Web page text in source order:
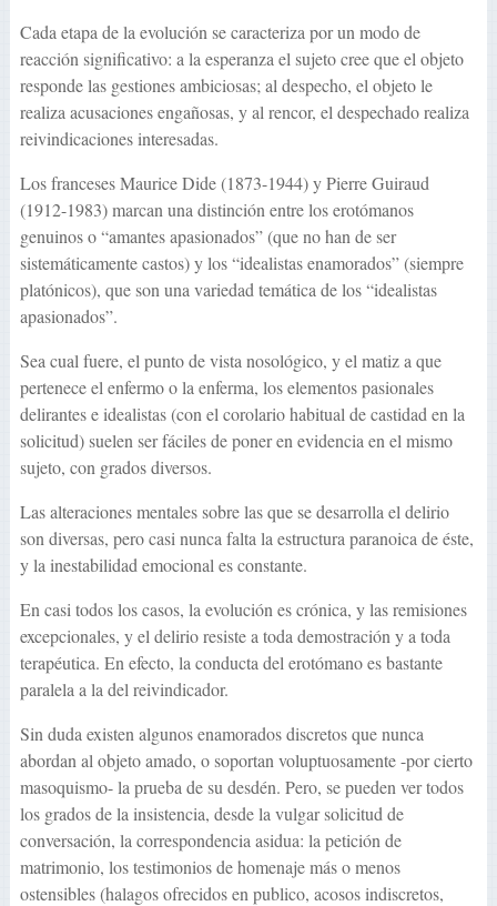
Cada etapa de la evolución se caracteriza por un modo de
reacción significativo: a la esperanza el sujeto cree que el objeto
responde las gestiones ambiciosas; al despecho, el objeto le
realiza acusaciones engañosas, y al rencor, el despechado realiza
reivindicaciones interesadas.
Los franceses Maurice Dide (1873-1944) y Pierre Guiraud
(1912-1983) marcan una distinción entre los erotómanos
genuinos o “amantes apasionados” (que no han de ser
sistemáticamente castos) y los “idealistas enamorados” (siempre
platónicos), que son una variedad temática de los “idealistas
apasionados”.
Sea cual fuere, el punto de vista nosológico, y el matiz a que
pertenece el enfermo o la enferma, los elementos pasionales
delirantes e idealistas (con el corolario habitual de castidad en la
solicitud) suelen ser fáciles de poner en evidencia en el mismo
sujeto, con grados diversos.
Las alteraciones mentales sobre las que se desarrolla el delirio
son diversas, pero casi nunca falta la estructura paranoica de éste,
y la inestabilidad emocional es constante.
En casi todos los casos, la evolución es crónica, y las remisiones
excepcionales, y el delirio resiste a toda demostración y a toda
terapéutica. En efecto, la conducta del erotómano es bastante
paralela a la del reivindicador.
Sin duda existen algunos enamorados discretos que nunca
abordan al objeto amado, o soportan voluptuosamente -por cierto
masoquismo- la prueba de su desdén. Pero, se pueden ver todos
los grados de la insistencia, desde la vulgar solicitud de
conversación, la correspondencia asidua: la petición de
matrimonio, los testimonios de homenaje más o menos
ostensibles (halagos ofrecidos en publico, acosos indiscretos,